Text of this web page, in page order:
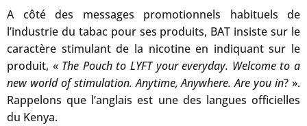
A côté des messages promotionnels habituels de
l’industrie du tabac pour ses produits, BAT insiste sur le
caractère stimulant de la nicotine en indiquant sur le
produit, « The Pouch to LYFT your everyday. Welcome to a
new world of stimulation. Anytime, Anywhere. Are you in? ».
Rappelons que l’anglais est une des langues officielles
du Kenya.